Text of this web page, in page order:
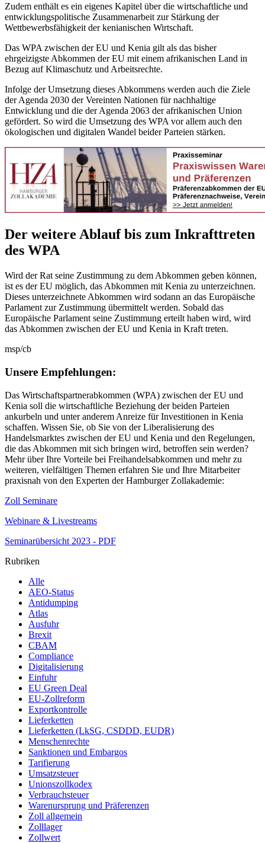
Zudem enthält es ein eigenes Kapitel über die wirtschaftliche und
entwicklungspolitische Zusammenarbeit zur Stärkung der
Wettbewerbsfähigkeit der kenianischen Wirtschaft.
Das WPA zwischen der EU und Kenia gilt als das bisher
ehrgeizigste Abkommen der EU mit einem afrikanischen Land in
Bezug auf Klimaschutz und Arbeitsrechte.
Infolge der Umsetzung dieses Abkommens werden auch die Ziele
der Agenda 2030 der Vereinten Nationen für nachhaltige
Entwicklung und die der Agenda 2063 der afrikanischen Union
gefördert. So wird die Umsetzung des WPA vor allem auch den
ökologischen und digitalen Wandel beider Parteien stärken.
Der weitere Ablauf bis zum Inkrafttreten
des WPA
Wird der Rat seine Zustimmung zu dem Abkommen geben können,
ist es der EU möglich, das Abkommen mit Kenia zu unterzeichnen.
Dieses unterzeichnete Abkommen wird sodann an das Europäische
Parlament zur Zustimmung übermittelt werden. Sobald das
Europäische Parlament seine Zustimmung erteilt haben wird, wird
das Abkommen zwischen der EU und Kenia in Kraft treten.
msp/cb
Unsere Empfehlungen:
Das Wirtschaftspartnerabkommen (WPA) zwischen der EU und
Kenia soll die wirtschaftliche Beziehung der beiden Parteien
ankurbeln und unter anderem Anreize für Investitionen in Kenia
schaffen. Wissen Sie, ob Sie von der Liberalisierung des
Handelsmarktes zwischen der EU und Kenia und den Regelungen,
die das Abkommen mit sich bringen wird, betroffen sein werden?
Mehr über Ihre Vorteile bei Freihandelsabkommen und mehr zu
weiteren, vielfältigen Themen erfahren Sie und Ihre Mitarbeiter
praxisnah von den Experten der Hamburger Zollakademie:
Zoll Seminare
Webinare & Livestreams
Seminarübersicht 2023 - PDF
Rubriken
Alle
AEO-Status
Antidumping
Atlas
Ausfuhr
Brexit
CBAM
Compliance
Digitalisierung
Einfuhr
EU Green Deal
EU-Zollreform
Exportkontrolle
Lieferketten
Lieferketten (LkSG, CSDDD, EUDR)
Menschenrechte
Sanktionen und Embargos
Tarifierung
Umsatzsteuer
Unionszollkodex
Verbrauchsteuer
Warenursprung und Präferenzen
Zoll allgemein
Zolllager
Zollwert